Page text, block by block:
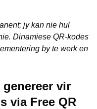
jy kan nie hul
Dinamiese QR-kodes
by te werk en
genereer vir
via Free QR